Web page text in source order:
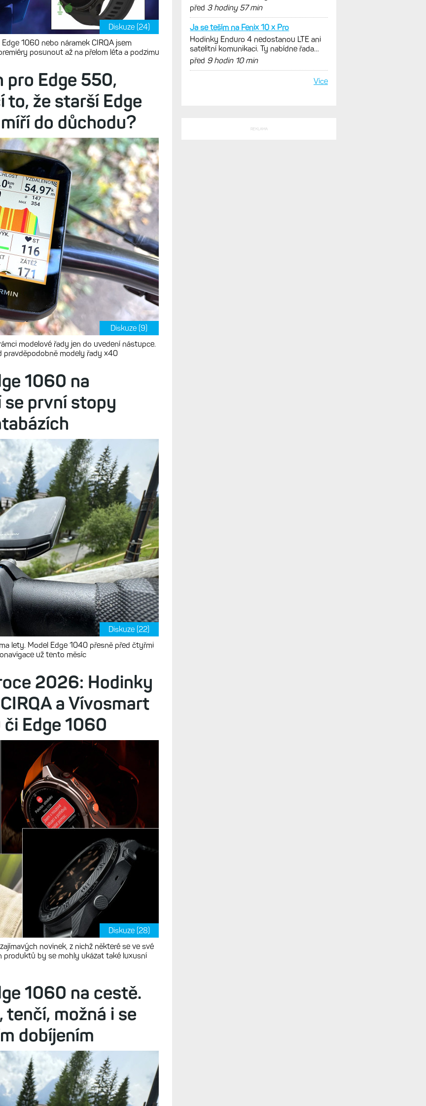
Diskuze (24)
1060 nebo náramek CIRQA jsem
posunout až na přelom léta a podzimu
pro Edge 550,
to, že starší Edge
do důchodu?
Diskuze (9)
modelové řady jen do uvedení nástupce.
pravděpodobně modely řady x40
1060 na
se první stopy
Diskuze (22)
lety. Model Edge 1040 přesně před čtyřmi
už tento měsíc
2026: Hodinky
a Vívosmart
Edge 1060
Diskuze (28)
novinek, z nichž některé se ve své
produktů by se mohly ukázat také luxusní
1060 na cestě.
tenčí, možná i se
dobíjením
Fénix 9 v edici inReach
před 3 hodiny 57 min
Ja se teším na Fenix 10 x Pro
Hodinky Enduro 4 nedostanou LTE ani
satelitní komunikaci. Ty nabídne řada
Fénix 9 v edici inReach
před 9 hodin 10 min
Více
REKLAMA